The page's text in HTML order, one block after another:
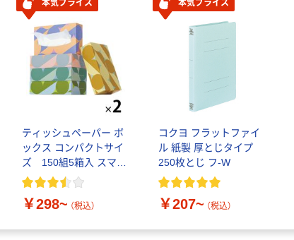
本気プライス
ティッシュペーパー ボ
ックス コンパクトサイ
ズ 150組5箱入 スマー
トコンパクトS PEFC認
￥298~ （税込）
本気プライス
コクヨ フラットファイ
ル 紙製 厚とじタイプ
250枚とじ フ-W
￥207~ （税込）